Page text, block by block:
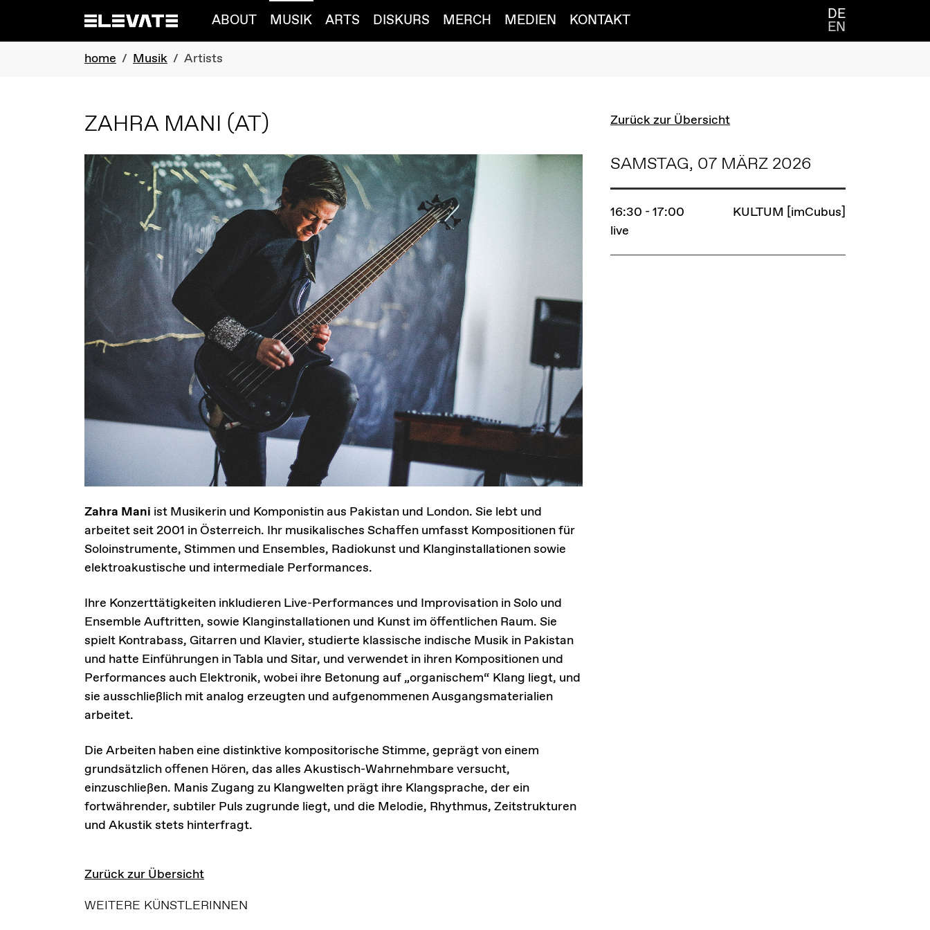
ABOUT MUSIK ARTS DISKURS MERCH MEDIEN KONTAKT DE
EN
You are here:
home Musik Artists
ZAHRA MANI (AT) Zurück zur Übersicht
Zahra Mani ist Musikerin und Komponistin aus Pakistan und London. Sie lebt und
arbeitet seit 2001 in Österreich. Ihr musikalisches Schaffen umfasst Kompositionen für
Soloinstrumente, Stimmen und Ensembles, Radiokunst und Klanginstallationen sowie
elektroakustische und intermediale Performances.
Ihre Konzerttätigkeiten inkludieren Live-Performances und Improvisation in Solo und
Ensemble Auftritten, sowie Klanginstallationen und Kunst im öffentlichen Raum. Sie
spielt Kontrabass, Gitarren und Klavier, studierte klassische indische Musik in Pakistan
und hatte Einführungen in Tabla und Sitar, und verwendet in ihren Kompositionen und
Performances auch Elektronik, wobei ihre Betonung auf „organischem“ Klang liegt, und
sie ausschließlich mit analog erzeugten und aufgenommenen Ausgangsmaterialien
arbeitet.
Die Arbeiten haben eine distinktive kompositorische Stimme, geprägt von einem
grundsätzlich offenen Hören, das alles Akustisch-Wahrnehmbare versucht,
einzuschließen. Manis Zugang zu Klangwelten prägt ihre Klangsprache, der ein
fortwährender, subtiler Puls zugrunde liegt, und die Melodie, Rhythmus, Zeitstrukturen
und Akustik stets hinterfragt.
SAMSTAG, 07 MÄRZ 2026
16:30 - 17:00
KULTUM [imCubus]
live
Zurück zur Übersicht
WEITERE KÜNSTLERINNEN